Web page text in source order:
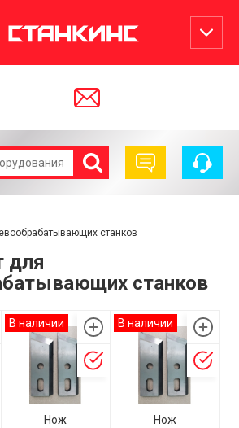
станков
для
станков
В наличии
Нож
В наличии
Нож